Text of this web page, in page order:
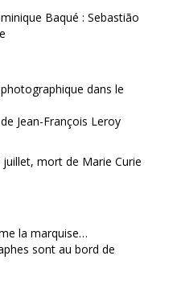
Baqué : Sebastião
dans le
Jean-François Leroy
juillet, mort de Marie Curie
la marquise…
sont au bord de